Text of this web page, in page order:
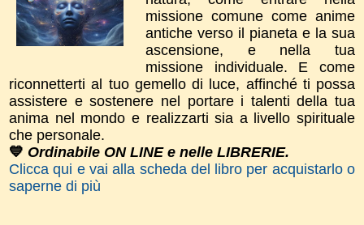
missione comune come anime
antiche verso il pianeta e la sua
ascensione, e nella tua
missione individuale. E come
riconnetterti al tuo gemello di luce, affinché ti possa
assistere e sostenere nel portare i talenti della tua
anima nel mondo e realizzarti sia a livello spirituale
che personale.
💙 Ordinabile ON LINE e nelle LIBRERIE.
Clicca qui e vai alla scheda del libro per acquistarlo o
saperne di più